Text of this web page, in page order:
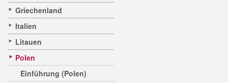
Griechenland
Italien
Litauen
Polen
Einführung (Polen)